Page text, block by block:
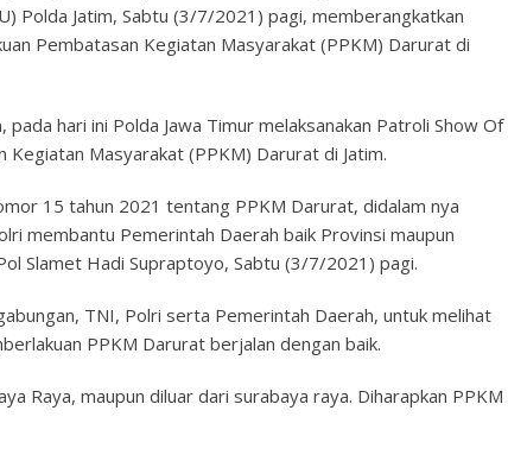
Polda Jatim, Sabtu (3/7/2021) pagi, memberangkatkan
Pembatasan Kegiatan Masyarakat (PPKM) Darurat di
hari ini Polda Jawa Timur melaksanakan Patroli Show Of
Kegiatan Masyarakat (PPKM) Darurat di Jatim.
15 tahun 2021 tentang PPKM Darurat, didalam nya
membantu Pemerintah Daerah baik Provinsi maupun
Slamet Hadi Supraptoyo, Sabtu (3/7/2021) pagi.
TNI, Polri serta Pemerintah Daerah, untuk melihat
PPKM Darurat berjalan dengan baik.
Raya, maupun diluar dari surabaya raya. Diharapkan PPKM